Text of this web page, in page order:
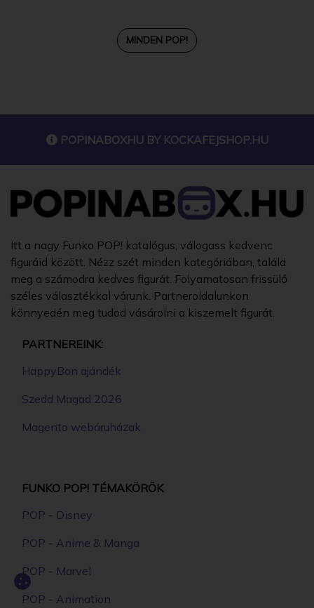
MINDEN POP!
POPINABOXHU BY KOCKAFEJSHOP.HU
Itt a nagy Funko POP! katalógus, válogass kedvenc
figuráid között. Nézz szét minden kategóriában, találd
meg a számodra kedves figurát. Folyamatosan frissülő
széles választékkal várunk. Partneroldalunkon
könnyedén meg tudod vásárolni a kiszemelt figurát.
PARTNEREINK:
HappyBon ajándék
Szedd Magad 2026
Magento webáruházak
FUNKO POP! TÉMAKÖRÖK
POP - Disney
POP - Anime & Manga
POP - Marvel
POP - Animation